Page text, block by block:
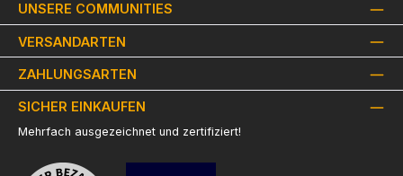
UNSERE COMMUNITIES
VERSANDARTEN
ZAHLUNGSARTEN
SICHER EINKAUFEN
Mehrfach ausgezeichnet und zertifiziert!